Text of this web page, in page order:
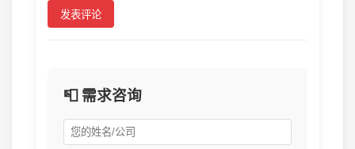
发表评论
📮 需求咨询